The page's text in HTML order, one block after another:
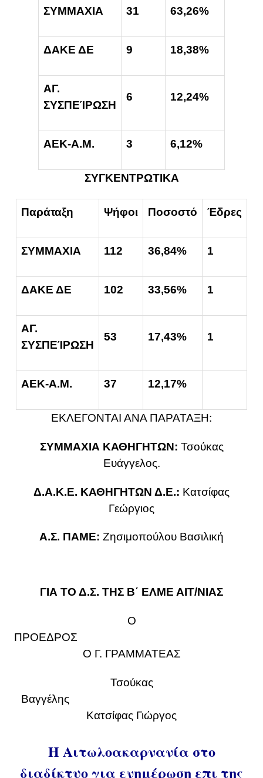
ΣΥΜΜΑΧΙΑ 31 63,26%
ΔΑΚΕ ΔΕ 9 18,38%
ΑΓ.
ΣΥΣΠΕΊΡΩΣΗ
6 12,24%
ΑΕΚ-Α.Μ. 3 6,12%
ΣΥΓΚΕΝΤΡΩΤΙΚΑ
Παράταξη Ψήφοι Ποσοστό Έδρες
ΣΥΜΜΑΧΙΑ 112 36,84% 1
ΔΑΚΕ ΔΕ 102 33,56% 1
ΑΓ.
ΣΥΣΠΕΊΡΩΣΗ
53 17,43% 1
ΑΕΚ-Α.Μ. 37 12,17%
ΕΚΛΕΓΟΝΤΑΙ ΑΝΑ ΠΑΡΑΤΑΞΗ:
ΣΥΜΜΑΧΙΑ ΚΑΘΗΓΗΤΩΝ: Τσούκας
Ευάγγελος.
Δ.Α.Κ.Ε. ΚΑΘΗΓΗΤΩΝ Δ.Ε.: Κατσίφας
Γεώργιος
Α.Σ. ΠΑΜΕ: Ζησιμοπούλου Βασιλική
ΓΙΑ ΤΟ Δ.Σ. ΤΗΣ Β΄ ΕΛΜΕ ΑΙΤ/ΝΙΑΣ
Ο
ΠΡΟΕΔΡΟΣ
Ο Γ. ΓΡΑΜΜΑΤΕΑΣ
Τσούκας
Βαγγέλης
Κατσίφας Γιώργος
Η Αιτωλοακαρνανία στο
διαδίκτυο για ενημέρωση επι της